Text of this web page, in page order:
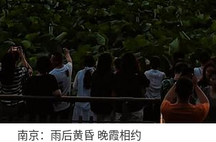
南京：雨后黄昏 晚霞相约